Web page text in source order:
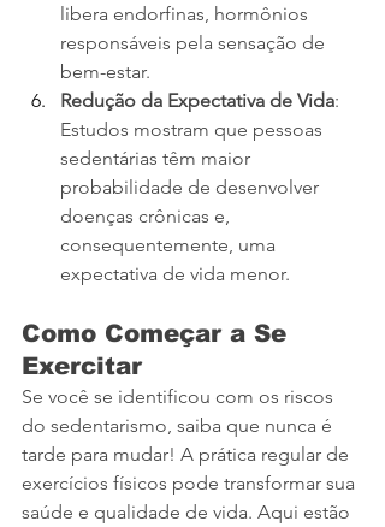
libera endorfinas, hormônios
responsáveis pela sensação de
bem-estar.
Redução da Expectativa de Vida:
Estudos mostram que pessoas
sedentárias têm maior
probabilidade de desenvolver
doenças crônicas e,
consequentemente, uma
expectativa de vida menor.
Como Começar a Se
Exercitar
Se você se identificou com os riscos
do sedentarismo, saiba que nunca é
tarde para mudar! A prática regular de
exercícios físicos pode transformar sua
saúde e qualidade de vida. Aqui estão